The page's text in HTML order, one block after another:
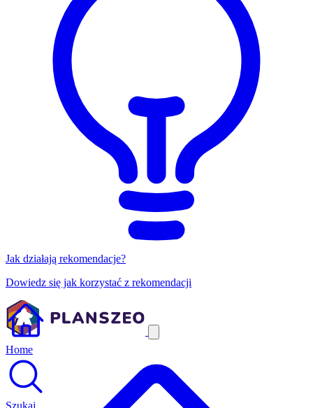
Jak działają rekomendacje?
Dowiedz się jak korzystać z rekomendacji
Home
Szukaj